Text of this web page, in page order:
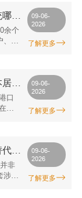
国
产
售
煤
家
时
余个
、10
线
纳
步
09-06-
2026
了解更多
高
线
口
能
09-06-
2026
了解更多
传
维
非
涉及
09-06-
2026
了解更多